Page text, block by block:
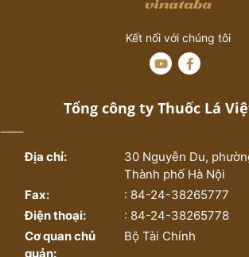
Kết nối với chúng tôi
Tổng công ty Thuốc Lá
Địa chỉ:
30 Nguyễn Du,
Thành phố Hà Nội
Fax:
: 84-24-38265777
Điện thoại:
: 84-24-38265778
Cơ quan chủ
quản:
Bộ Tài Chính